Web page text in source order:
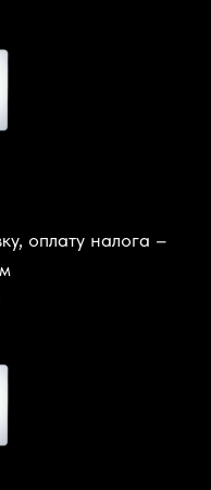
оплату налога –